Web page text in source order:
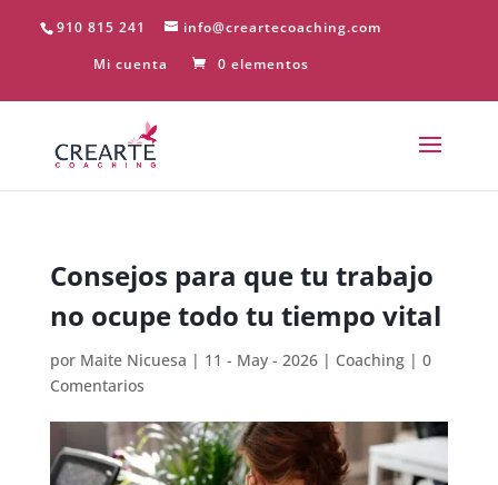
910 815 241
info@creartecoaching.com
Mi cuenta
0 elementos
Consejos para que tu trabajo
no ocupe todo tu tiempo vital
por Maite Nicuesa | 11 - May - 2026| Coaching| 0
Comentarios